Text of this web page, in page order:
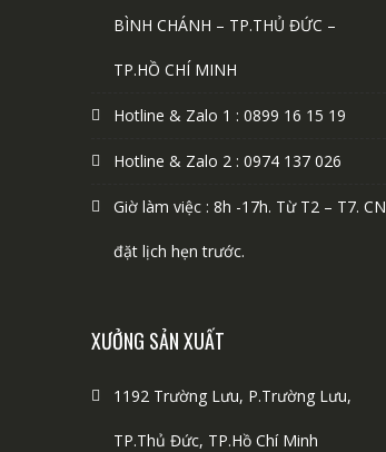
BÌNH CHÁNH – TP.THỦ ĐỨC –
TP.HỒ CHÍ MINH
Hotline & Zalo 1 : 0899 16 15 19
Hotline & Zalo 2 : 0974 137 026
Giờ làm việc : 8h -17h. Từ T2 – T7. CN
đặt lịch hẹn trước.
XƯỞNG SẢN XUẤT
1192 Trường Lưu, P.Trường Lưu,
TP.Thủ Đức, TP.Hồ Chí Minh